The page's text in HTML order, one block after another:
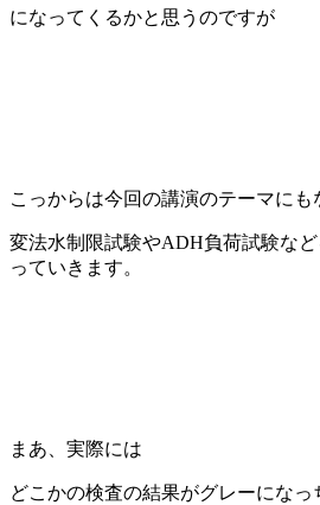
になってくるかと思うのですが
こっからは今回の講演のテーマにも
変法水制限試験やADH負荷試験な
っていきます。
まあ、実際には
どこかの検査の結果がグレーにな